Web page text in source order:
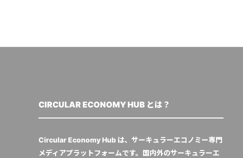
CIRCULAR ECONOMY HUB とは？
Circular Economy Hub は、サーキュラーエコノミー専門
メディアプラットフォームです。国内外のサーキュラーエ